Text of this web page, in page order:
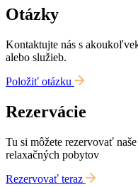
Otázky
Kontaktujte nás s
alebo služieb.
Položiť otázku
Rezervácie
Tu si môžete rezervovať
relaxačných pobytov
Rezervovať teraz